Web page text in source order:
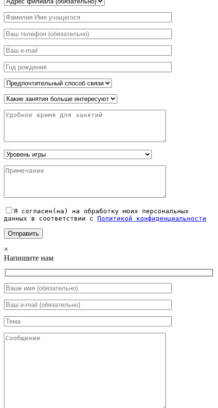
Я согласен(на) на обработку моих персональных
данных в соответствии с Политикой конфиденциальности
×
Напишите нам